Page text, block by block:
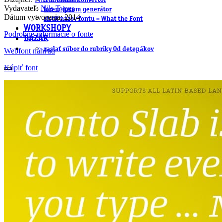
lorem ipsum generátor
zistiť názov fontu – What the Font
WORKSHOPY
BAZÁR
zaslať súbor do rubriky Od detepákov
Vydavateľ: Nils Types
Dátum vytvorenia: 2014
Podrobné informácie o fonte
Webfont náhľad
Kúpiť font